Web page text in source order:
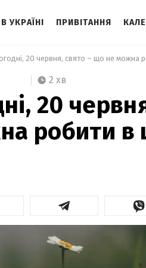
УКРАЇНІ ПРИВІТАННЯ
20 червня, свято – що не можна
2 хв
20
робити в